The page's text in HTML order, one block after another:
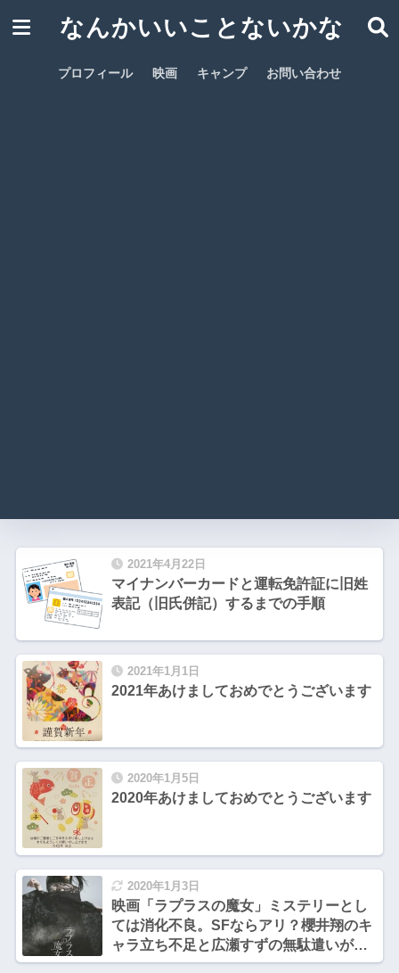
なんかいいことないかな
プロフィール 映画 キャンプ お問い合わせ
2021年4月22日
マイナンバーカードと運転免許証に旧姓
表記（旧氏併記）するまでの手順
2021年1月1日
2021年あけましておめでとうございます
2020年1月5日
2020年あけましておめでとうございます
2020年1月3日
映画「ラプラスの魔女」ミステリーとし
ては消化不良。SFならアリ？櫻井翔のキ
ャラ立ち不足と広瀬すずの無駄遣いが残
念な形に。